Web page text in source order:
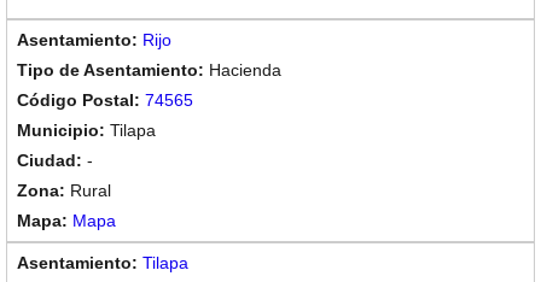
Rijo
Hacienda
74565
Tilapa
-
Rural
Mapa
Tilapa